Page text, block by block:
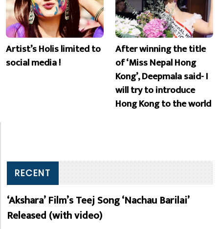
Artist’s Holis limited to
social media !
After winning the title
of ‘Miss Nepal Hong
Kong’, Deepmala said- I
will try to introduce
Hong Kong to the world
RECENT
‘Akshara’ Film’s Teej Song ‘Nachau Barilai’
Released (with video)